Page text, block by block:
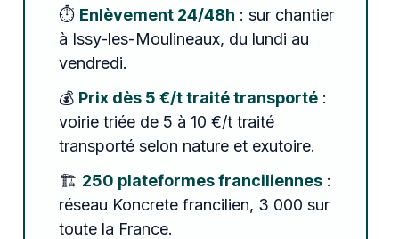
⏱️ Enlèvement 24/48h : sur chantier
à Issy-les-Moulineaux, du lundi au
vendredi.
💰 Prix dès 5 €/t traité transporté:
voirie triée de 5 à 10 €/t traité
transporté selon nature et exutoire.
🏗️ 250 plateformes franciliennes:
réseau Koncrete francilien, 3 000 sur
toute la France.